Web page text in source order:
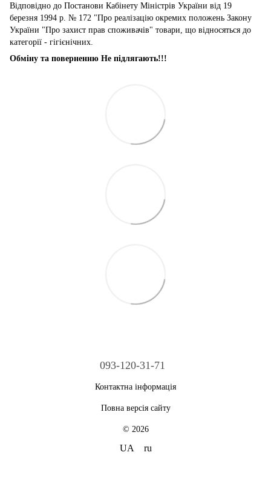
Відповідно до Постанови Кабінету Міністрів України від 19
березня 1994 р. № 172 "Про реалізацію окремих положень Закону
України "Про захист прав споживачів" товари, що відносяться до
категорії - гігієнічних.
Обміну та поверненню Не підлягають!!!
093-120-31-71
Контактна інформація
Повна версія сайту
© 2026
UA ru